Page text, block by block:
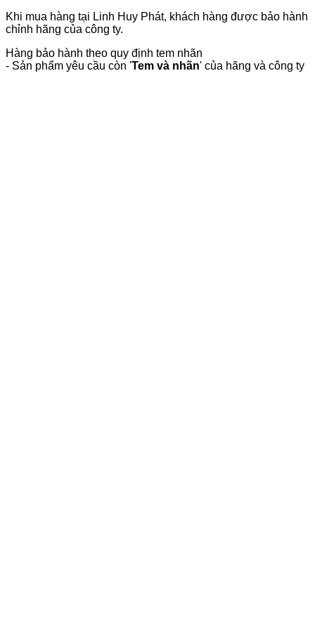
Khi mua hàng tại Linh Huy Phát, khách hàng được bảo hành
chỉnh hãng của công ty.
Hàng bảo hành theo quy định tem nhãn
- Sản phẩm yêu cầu còn 'Tem và nhãn' của hãng và công ty